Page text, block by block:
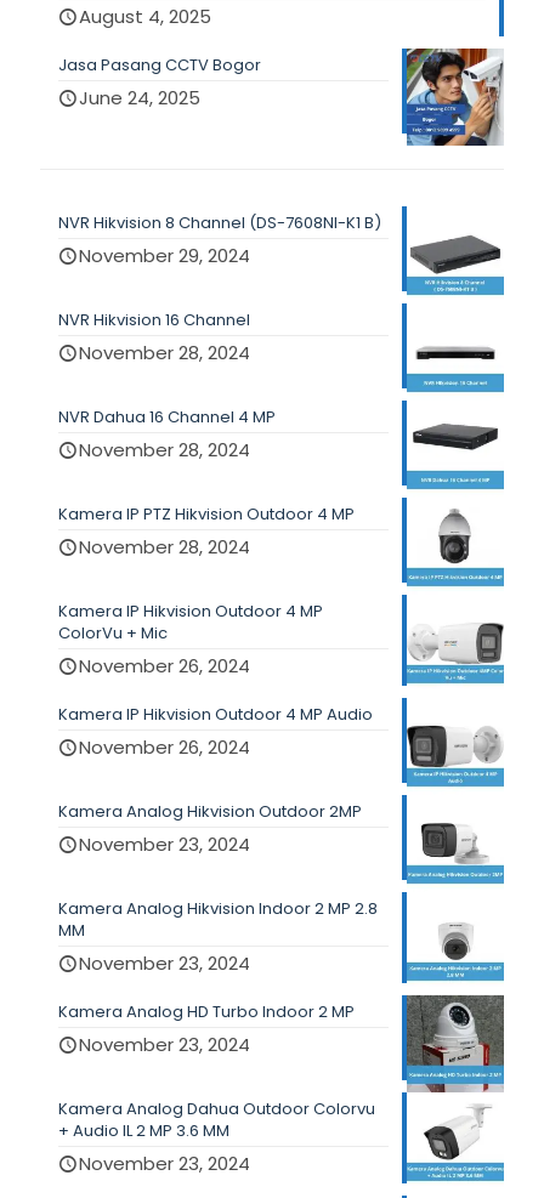
August 4, 2025
Jasa Pasang CCTV Bogor
June 24, 2025
NVR Hikvision 8 Channel (DS-7608NI-K1 B)
November 29, 2024
NVR Hikvision 16 Channel
November 28, 2024
NVR Dahua 16 Channel 4 MP
November 28, 2024
Kamera IP PTZ Hikvision Outdoor 4 MP
November 28, 2024
Kamera IP Hikvision Outdoor 4 MP
ColorVu + Mic
November 26, 2024
Kamera IP Hikvision Outdoor 4 MP Audio
November 26, 2024
Kamera Analog Hikvision Outdoor 2MP
November 23, 2024
Kamera Analog Hikvision Indoor 2 MP 2.8
MM
November 23, 2024
Kamera Analog HD Turbo Indoor 2 MP
November 23, 2024
Kamera Analog Dahua Outdoor Colorvu
+ Audio IL 2 MP 3.6 MM
November 23, 2024